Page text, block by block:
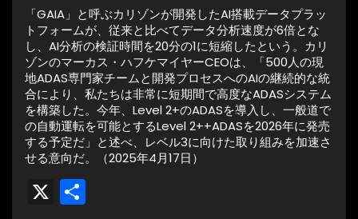
「GAIA」と呼ぶカリゾンが開発したAI搭載データプラッ
トフォームが、従来と比べてデータ分析速度が6倍とな
し、AI分析の検証時間を20分の1に短縮したという。カリ
ゾンのマーカス・ハフケマイヤーCEOは、「500人の現
地ADAS専門家チームと開発プロセスへのAIの継続的な統
合により、私たちは非常に短期間で高度なADASシステム
を構築した。今年、Level 2+のADASを導入し、一般道で
の自動運転を可能とするLevel 2++ADASを2026年に発売
する予定だ」と述べ、レベル3に向けた取り組みを加速さ
せる意向だ。（2025年4月17日）
X